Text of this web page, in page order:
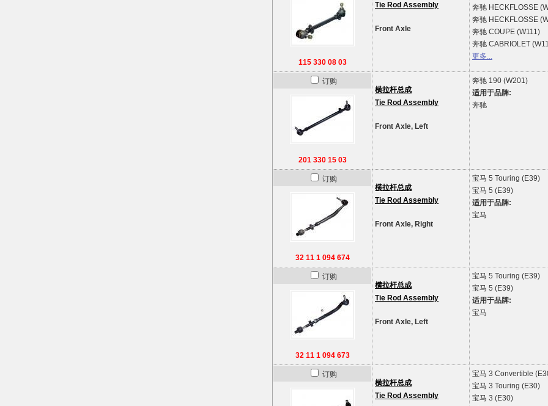
115 330 08 03
Tie Rod Assembly
Front Axle
奔驰 HECKFLOSSE
奔驰 HECKFLOSSE
奔驰 COUPE (W111)
奔驰 CABRIOLET
更多...
订购
201 330 15 03
横拉杆总成
Tie Rod Assembly
Front Axle, Left
奔驰 190 (W201)
适用于品牌:
奔驰
订购
32 11 1 094 674
横拉杆总成
Tie Rod Assembly
Front Axle, Right
宝马 5 Touring (E39)
宝马 5 (E39)
适用于品牌:
宝马
订购
32 11 1 094 673
横拉杆总成
Tie Rod Assembly
Front Axle, Left
宝马 5 Touring (E39)
宝马 5 (E39)
适用于品牌:
宝马
订购
横拉杆总成
Tie Rod Assembly
宝马 3 Convertible
宝马 3 Touring (E30)
宝马 3 (E30)